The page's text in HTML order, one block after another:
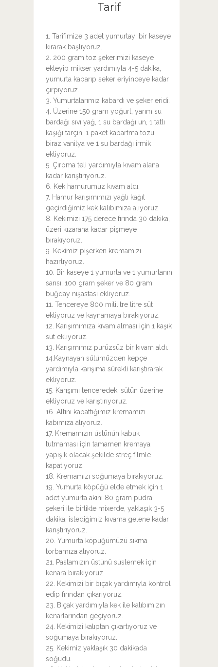
Tarif
1. Tarifimize 3 adet yumurtayı bir kaseye
kırarak başlıyoruz.
2. 200 gram toz şekerimizi kaseye
ekleyip mikser yardımıyla 4-5 dakika,
yumurta kabarıp seker eriyinceye kadar
çırpıyoruz.
3. Yumurtalarımız kabardı ve şeker eridi.
4. Üzerine 150 gram yoğurt, yarım su
bardağı sıvı yağ, 1 su bardağı un, 1 tatlı
kaşığı tarçın, 1 paket kabartma tozu,
biraz vanilya ve 1 su bardağı irmik
ekliyoruz.
5. Çırpma teli yardımıyla kıvam alana
kadar karıştırıyoruz.
6. Kek hamurumuz kıvam aldı.
7. Hamur karışımımızı yağlı kağıt
geçirdiğimiz kek kalıbımıza alıyoruz.
8. Kekimizi 175 derece fırında 30 dakika,
üzeri kızarana kadar pişmeye
bırakıyoruz.
9. Kekimiz pişerken kremamızı
hazırlıyoruz.
10. Bir kaseye 1 yumurta ve 1 yumurtanın
sarısı, 100 gram şeker ve 80 gram
buğday nişastası ekliyoruz.
11. Tencereye 800 mililitre litre süt
ekliyoruz ve kaynamaya bırakıyoruz.
12. Karışımımıza kıvam alması için 1 kaşık
süt ekliyoruz.
13. Karışımımız pürüzsüz bir kıvam aldı.
14.Kaynayan sütümüzden kepçe
yardımıyla karışıma sürekli karıştırarak
ekliyoruz.
15. Karışımı tenceredeki sütün üzerine
ekliyoruz ve karıştırıyoruz.
16. Altını kapattığımız kremamızı
kabımıza alıyoruz.
17. Kremamızın üstünün kabuk
tutmaması için tamamen kremaya
yapışık olacak şekilde streç filmle
kapatıyoruz.
18. Kremamızı soğumaya bırakıyoruz.
19. Yumurta köpüğü elde etmek için 1
adet yumurta akını 80 gram pudra
şekeri ile birlikte mixerde, yaklaşık 3-5
dakika, istediğimiz kıvama gelene kadar
karıştırıyoruz.
20. Yumurta köpüğümüzü sıkma
torbamıza alıyoruz.
21. Pastamızın üstünü süslemek için
kenara bırakıyoruz.
22. Kekimizi bir bıçak yardımıyla kontrol
edip fırından çıkarıyoruz.
23. Bıçak yardımıyla kek ile kalıbımızın
kenarlarından geçiyoruz.
24. Kekimizi kalıptan çıkartıyoruz ve
soğumaya bırakıyoruz.
25. Kekimiz yaklaşık 30 dakikada
soğudu.